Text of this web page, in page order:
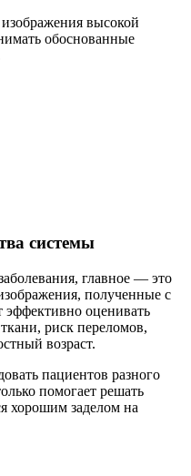
высокой
обоснованные
системы
главное — это
полученные с
оценивать
риск переломов,
возраст.
пациентов разного
помогает решать
хорошим заделом на